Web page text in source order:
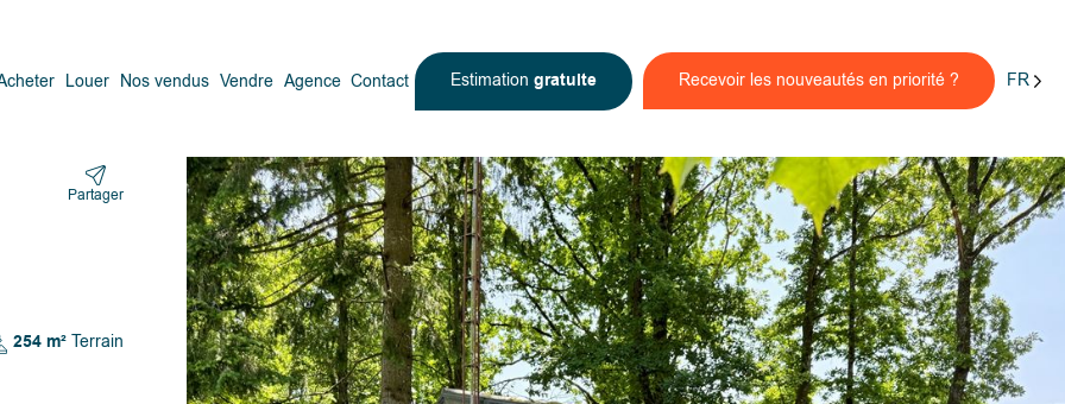
Louer Nos vendus Vendre Agence Contact Estimation gratuite Recevoir les nouveautés en priorité ? FR
Partager
254 m²Terrain